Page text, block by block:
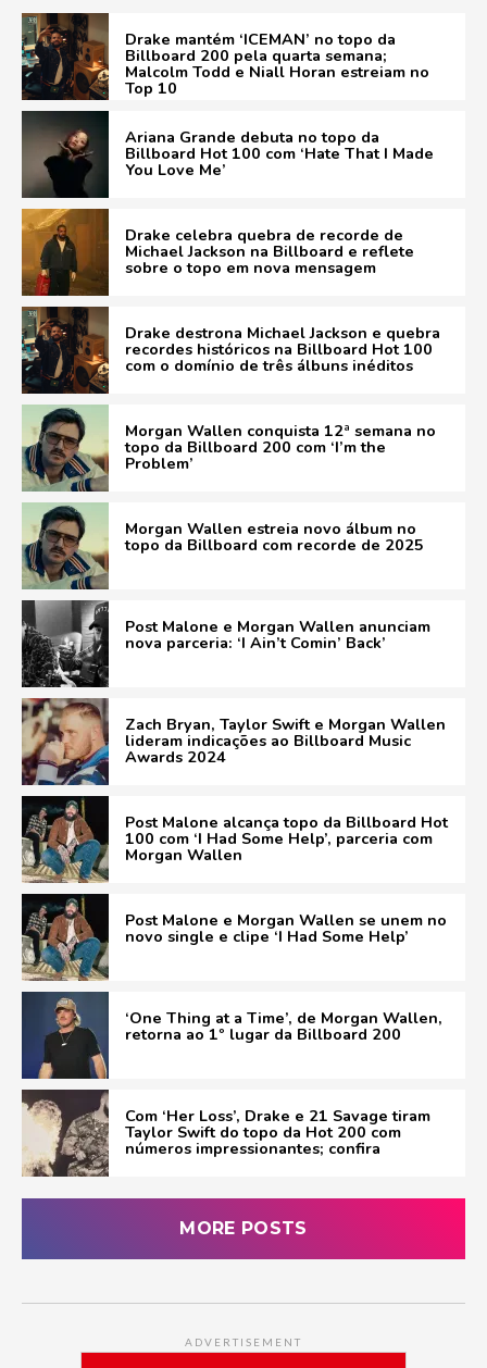
Drake mantém ‘ICEMAN’ no topo da
Billboard 200 pela quarta semana;
Malcolm Todd e Niall Horan estreiam no
Top 10
Ariana Grande debuta no topo da
Billboard Hot 100 com ‘Hate That I Made
You Love Me’
Drake celebra quebra de recorde de
Michael Jackson na Billboard e reflete
sobre o topo em nova mensagem
Drake destrona Michael Jackson e quebra
recordes históricos na Billboard Hot 100
com o domínio de três álbuns inéditos
Morgan Wallen conquista 12ª semana no
topo da Billboard 200 com ‘I’m the
Problem’
Morgan Wallen estreia novo álbum no
topo da Billboard com recorde de 2025
Post Malone e Morgan Wallen anunciam
nova parceria: ‘I Ain’t Comin’ Back’
Zach Bryan, Taylor Swift e Morgan Wallen
lideram indicações ao Billboard Music
Awards 2024
Post Malone alcança topo da Billboard Hot
100 com ‘I Had Some Help’, parceria com
Morgan Wallen
Post Malone e Morgan Wallen se unem no
novo single e clipe ‘I Had Some Help’
‘One Thing at a Time’, de Morgan Wallen,
retorna ao 1º lugar da Billboard 200
Com ‘Her Loss’, Drake e 21 Savage tiram
Taylor Swift do topo da Hot 200 com
números impressionantes; confira
MORE POSTS
ADVERTISEMENT